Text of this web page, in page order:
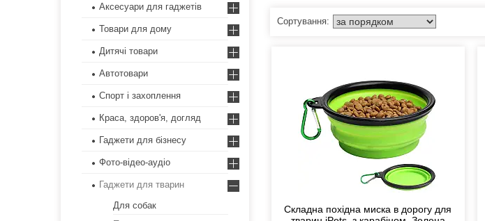
Складна похідна миска в дорогу для
Аксесуари для гаджетів
Товари для дому
Дитячі товари
Автотовари
Спорт і захоплення
Краса, здоров'я, догляд
Гаджети для бізнесу
Фото-відео-аудіо
Гаджети для тварин
Для собак